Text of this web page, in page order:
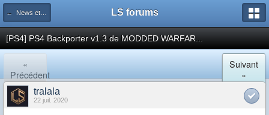
← News et actualités postées sur LS LS forums
[PS4] PS4 Backporter v1.3 de MODDED WARFAR...
«
Précédent
Suivant
»
tralala
22 juil. 2020